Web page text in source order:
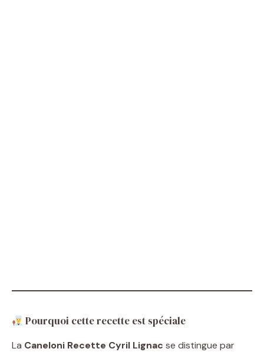
Pourquoi cette recette est spéciale
La Caneloni Recette Cyril Lignac se distingue par